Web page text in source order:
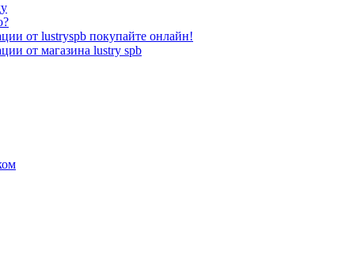
от lustryspb покупайте онлайн!
от магазина lustry spb